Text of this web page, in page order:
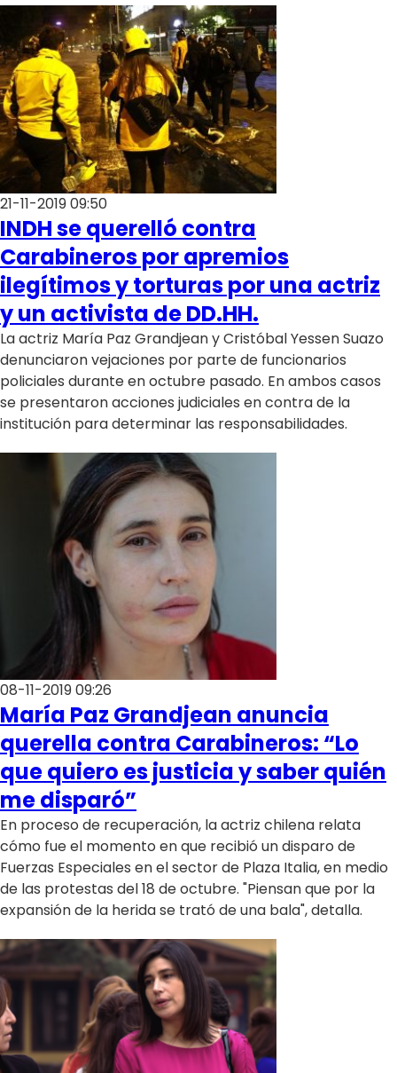
21-11-2019 09:50
INDH se querelló contra
Carabineros por apremios
ilegítimos y torturas por una actriz
y un activista de DD.HH.
La actriz María Paz Grandjean y Cristóbal Yessen Suazo
denunciaron vejaciones por parte de funcionarios
policiales durante en octubre pasado. En ambos casos
se presentaron acciones judiciales en contra de la
institución para determinar las responsabilidades.
08-11-2019 09:26
María Paz Grandjean anuncia
querella contra Carabineros: “Lo
que quiero es justicia y saber quién
me disparó”
En proceso de recuperación, la actriz chilena relata
cómo fue el momento en que recibió un disparo de
Fuerzas Especiales en el sector de Plaza Italia, en medio
de las protestas del 18 de octubre. "Piensan que por la
expansión de la herida se trató de una bala", detalla.